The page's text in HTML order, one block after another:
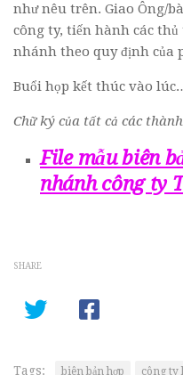
như nêu trên. Giao Ông/
công ty, tiến hành các thủ
nhánh theo quy định của
Buổi họp kết thúc vào
Chữ ký của tất cả các
File mẫu biên
nhánh công ty
SHARE
Tags: biên bản hợp công ty